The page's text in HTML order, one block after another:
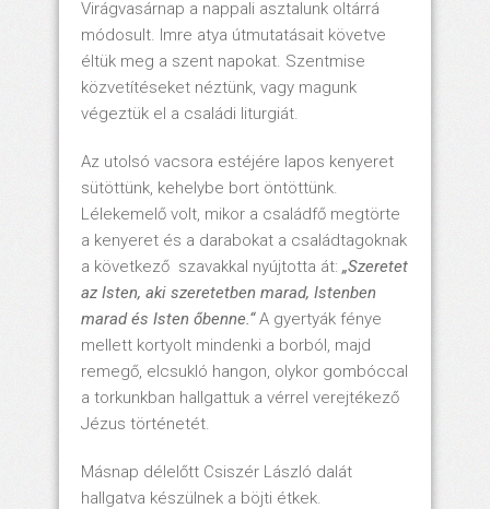
Virágvasárnap a nappali asztalunk oltárrá
módosult. Imre atya útmutatásait követve
éltük meg a szent napokat. Szentmise
közvetítéseket néztünk, vagy magunk
végeztük el a családi liturgiát.
Az utolsó vacsora estéjére lapos kenyeret
sütöttünk, kehelybe bort öntöttünk.
Lélekemelő volt, mikor a családfő megtörte
a kenyeret és a darabokat a családtagoknak
a következő szavakkal nyújtotta át: „Szeretet
az Isten, aki szeretetben marad, Istenben
marad és Isten őbenne.“A gyertyák fénye
mellett kortyolt mindenki a borból, majd
remegő, elcsukló hangon, olykor gombóccal
a torkunkban hallgattuk a vérrel verejtékező
Jézus történetét.
Másnap délelőtt Csiszér László dalát
hallgatva készülnek a böjti étkek.